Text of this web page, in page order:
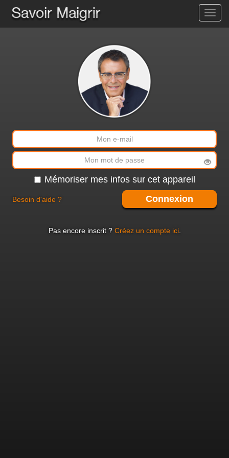
Mémoriser mes infos sur cet appareil
Besoin d'aide ? Connexion
Pas encore inscrit ? Créez un compte ici.